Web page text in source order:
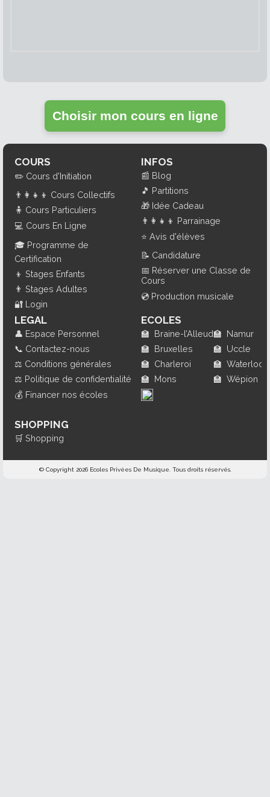
Choisir mon cours en ligne
COURS
✏️ Cours d'Initiation
👨‍👩‍👧‍👦 Cours Collectifs
🧍 Cours Particuliers
💻 Cours En Ligne
🎓 Programme de
Certification
👦 Stages Enfants
👨 Stages Adultes
🔐 Login
INFOS
📰 Blog
🎵 Partitions
🎁 Idée Cadeau
👨‍👩‍👧‍👦 Parrainage
⭐ Avis d'élèves
📝 Candidature
📅 Réserver une Classe de
Cours
💿 Production musicale
LEGAL
👤 Espace Personnel
📞 Contactez-nous
⚖️ Conditions générales
⚖️ Politique de confidentialité
💰 Financer nos écoles
SHOPPING
🛒 Shopping
ECOLES
🏫 Braine-l’Alleud
🏫 Bruxelles
🏫 Charleroi
🏫 Mons
🏫 Namur
🏫 Uccle
🏫 Waterloo
🏫 Wépion
© Copyright 2026 Ecoles Privées De Musique. Tous droits réservés.